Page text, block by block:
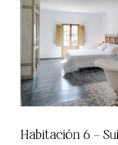
Habitación 6 –